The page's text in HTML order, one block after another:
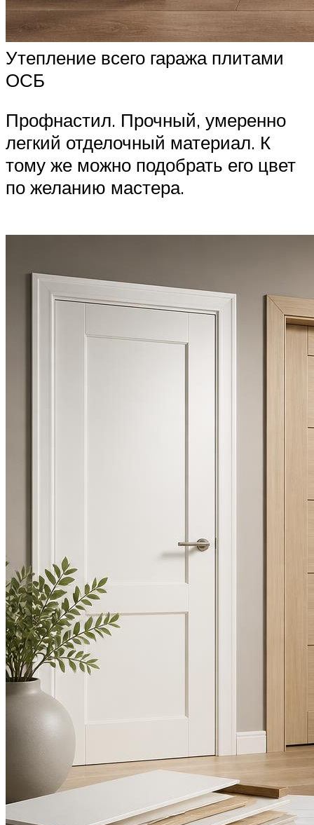
Утепление всего гаража плитами
ОСБ
Профнастил. Прочный, умеренно
легкий отделочный материал. К
тому же можно подобрать его цвет
по желанию мастера.